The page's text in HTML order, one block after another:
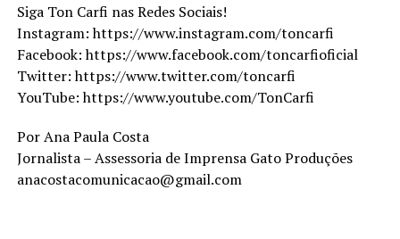
Siga Ton Carfi nas Redes Sociais!
Instagram: https://www.instagram.com/toncarfi
Facebook: https://www.facebook.com/toncarfioficial
Twitter: https://www.twitter.com/toncarfi
YouTube: https://www.youtube.com/TonCarfi
Por Ana Paula Costa
Jornalista – Assessoria de Imprensa Gato Produções
anacostacomunicacao@gmail.com